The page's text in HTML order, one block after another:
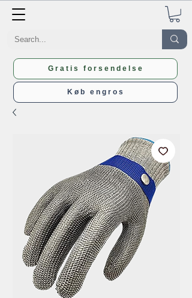
Gratis forsendelse
Køb engros